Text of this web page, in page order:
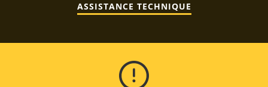
ASSISTANCE TECHNIQUE